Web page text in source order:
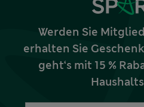
Werden Sie
erhalten Sie
geht‘s mit 15 %